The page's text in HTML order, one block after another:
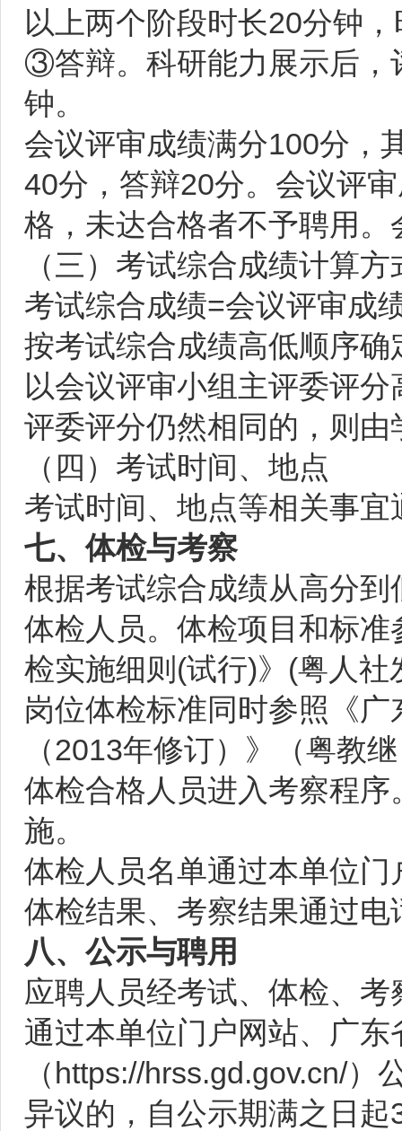
以上两个阶段时长20分钟
③答辩。科研能力展示后，
钟。
会议评审成绩满分100分，
40分，答辩20分。会议评
格，未达合格者不予聘用
（三）考试综合成绩计算方
考试综合成绩=会议评审成
按考试综合成绩高低顺序
以会议评审小组主评委评
评委评分仍然相同的，则
（四）考试时间、地点
考试时间、地点等相关事
七、体检与考察
根据考试综合成绩从高分
体检人员。体检项目和标
检实施细则(试行)》(粤人
岗位体检标准同时参照《
（2013年修订）》（粤教
体检合格人员进入考察程
施。
体检人员名单通过本单位门
体检结果、考察结果通过电
八、公示与聘用
应聘人员经考试、体检、
通过本单位门户网站、广
（https://hrss.gd.gov.cn/
异议的，自公示期满之日